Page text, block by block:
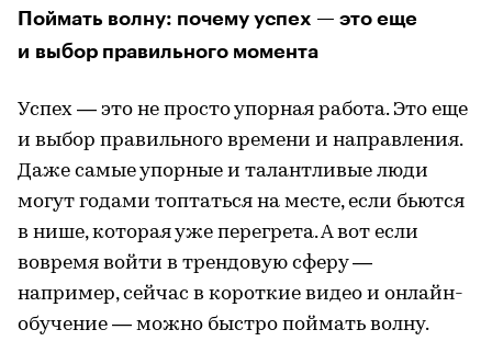
Поймать волну: почему успех — это еще
и выбор правильного момента
Успех — это не просто упорная работа. Это еще
и выбор правильного времени и направления.
Даже самые упорные и талантливые люди
могут годами топтаться на месте, если бьются
в нише, которая уже перегрета. А вот если
вовремя войти в трендовую сферу —
например, сейчас в короткие видео и онлайн-
обучение — можно быстро поймать волну.